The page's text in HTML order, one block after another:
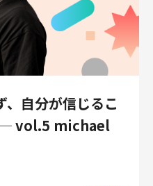
、自分が信じるこ
vol.5 michael